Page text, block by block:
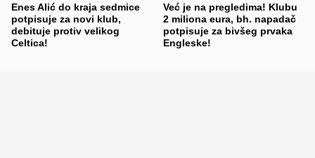
Enes Alić do kraja sedmice
potpisuje za novi klub,
debituje protiv velikog
Celtica!
Već je na pregledima! Klubu
2 miliona eura, bh. napadač
potpisuje za bivšeg prvaka
Engleske!